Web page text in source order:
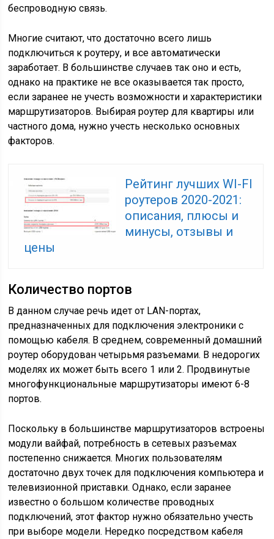
беспроводную связь.
Многие считают, что достаточно всего лишь
подключиться к роутеру, и все автоматически
заработает. В большинстве случаев так оно и есть,
однако на практике не все оказывается так просто,
если заранее не учесть возможности и характеристики
маршрутизаторов. Выбирая роутер для квартиры или
частного дома, нужно учесть несколько основных
факторов.
Рейтинг лучших WI-FI
роутеров 2020-2021:
описания, плюсы и
минусы, отзывы и
цены
Количество портов
В данном случае речь идет от LAN-портах,
предназначенных для подключения электроники с
помощью кабеля. В среднем, современный домашний
роутер оборудован четырьмя разъемами. В недорогих
моделях их может быть всего 1 или 2. Продвинутые
многофункциональные маршрутизаторы имеют 6-8
портов.
Поскольку в большинстве маршрутизаторов встроены
модули вайфай, потребность в сетевых разъемах
постепенно снижается. Многих пользователям
достаточно двух точек для подключения компьютера и
телевизионной приставки. Однако, если заранее
известно о большом количестве проводных
подключений, этот фактор нужно обязательно учесть
при выборе модели. Нередко посредством кабеля